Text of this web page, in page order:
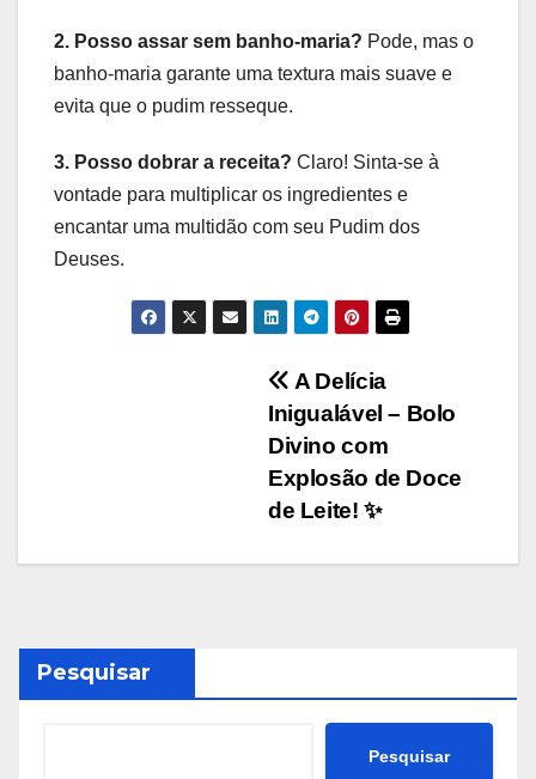
2. Posso assar sem banho-maria? Pode, mas o
banho-maria garante uma textura mais suave e
evita que o pudim resseque.
3. Posso dobrar a receita? Claro! Sinta-se à
vontade para multiplicar os ingredientes e
encantar uma multidão com seu Pudim dos
Deuses.
A Delícia
Inigualável – Bolo
Divino com
Explosão de Doce
de Leite! ✨
Pesquisar
Pesquisar